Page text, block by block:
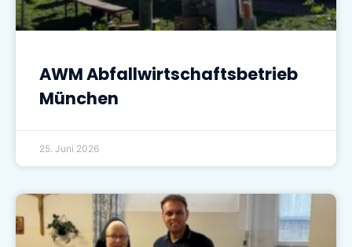
AWM Abfallwirtschaftsbetrieb
München
25. Juni 2026